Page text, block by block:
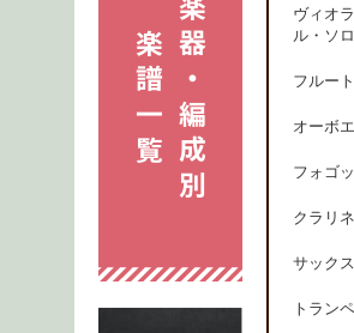
ヴィオ
ル・ソロ
フルー
オーボ
フォゴ
クラリ
サック
トラン